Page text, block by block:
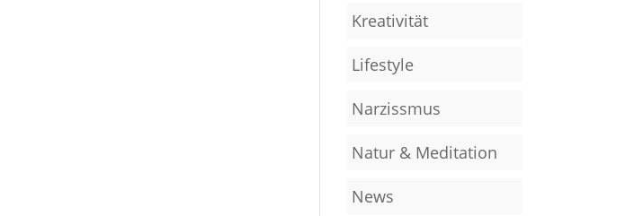
Kreativität
Lifestyle
Narzissmus
Natur & Meditation
News